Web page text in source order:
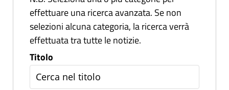
effettuare una ricerca avanzata. Se non
selezioni alcuna categoria, la ricerca verrà
effettuata tra tutte le notizie.
Titolo